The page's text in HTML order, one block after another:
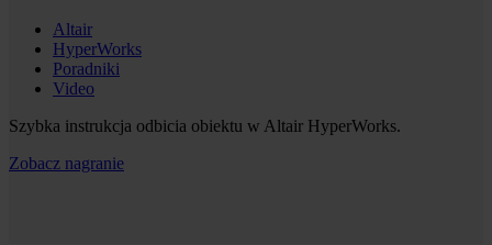
Altair
HyperWorks
Poradniki
Video
Szybka instrukcja odbicia obiektu w Altair HyperWorks.
Zobacz nagranie